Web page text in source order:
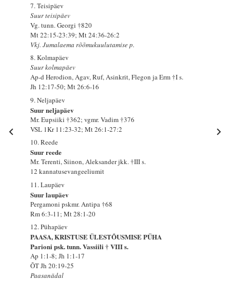
7. Teisipäev
Suur teisipäev
Vg. tunn. Georgi †820
Mt 22:15-23:39; Mt 24:36-26:2
Vkj. Jumalaema rõõmukuulutamise p.
8. Kolmapäev
Suur kolmapäev
Ap-d Herodion, Agav, Ruf, Asinkrit, Flegon ja Erm †I s.
Jh 12:17-50; Mt 26:6-16
9. Neljapäev
Suur neljapäev
Mr. Eupsiiki †362; vgmr. Vadim †376
VSL 1Kr 11:23-32; Mt 26:1-27:2
10. Reede
Suur reede
Mr. Terenti, Siinon, Aleksander jkk. †III s.
12 kannatusevangeeliumit
11. Laupäev
Suur laupäev
Pergamoni pskmr. Antipa †68
Rm 6:3-11; Mt 28:1-20
12. Pühapäev
PAASA, KRISTUSE ÜLESTÕUSMISE PÜHA
Parioni psk. tunn. Vassiili † VIII s.
Ap 1:1-8; Jh 1:1-17
ÕT Jh 20:19-25
Paasanädal